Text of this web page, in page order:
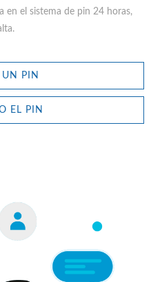
en el sistema de pin 24 horas,
PIN
EL PIN